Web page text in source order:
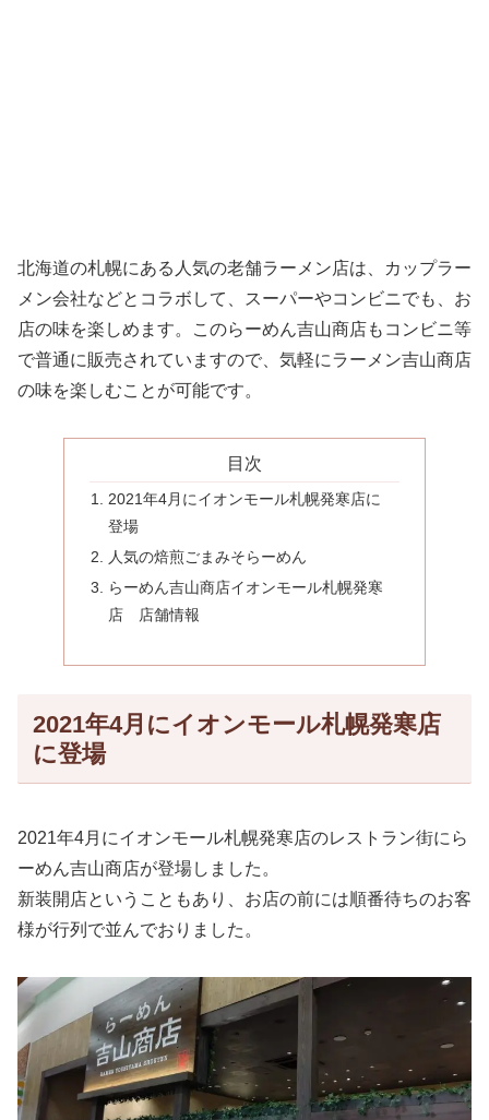
北海道の札幌にある人気の老舗ラーメン店は、カップラー
メン会社などとコラボして、スーパーやコンビニでも、お
店の味を楽しめます。このらーめん吉山商店もコンビニ等
で普通に販売されていますので、気軽にラーメン吉山商店
の味を楽しむことが可能です。
目次
2021年4月にイオンモール札幌発寒店に
登場
人気の焙煎ごまみそらーめん
らーめん吉山商店イオンモール札幌発寒
店 店舗情報
2021年4月にイオンモール札幌発寒店
に登場
2021年4月にイオンモール札幌発寒店のレストラン街にら
ーめん吉山商店が登場しました。
新装開店ということもあり、お店の前には順番待ちのお客
様が行列で並んでおりました。